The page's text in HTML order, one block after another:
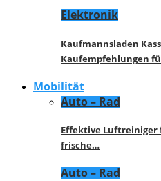
Elektronik
Kaufmannsladen
Kaufempfehlungen
Mobilität
Auto – Rad
Effektive Luftreiniger
frische…
Auto – Rad